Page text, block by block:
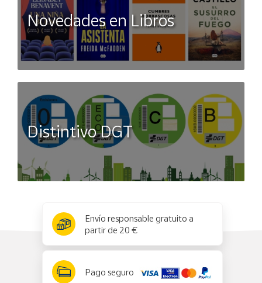
Novedades en Libros
Distintivo DGT
Envío responsable gratuito a
partir de 20 €
Pago seguro